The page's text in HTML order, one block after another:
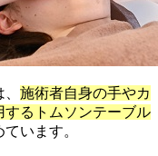
施術者自身の手やカ
するトムソンテーブル
います。